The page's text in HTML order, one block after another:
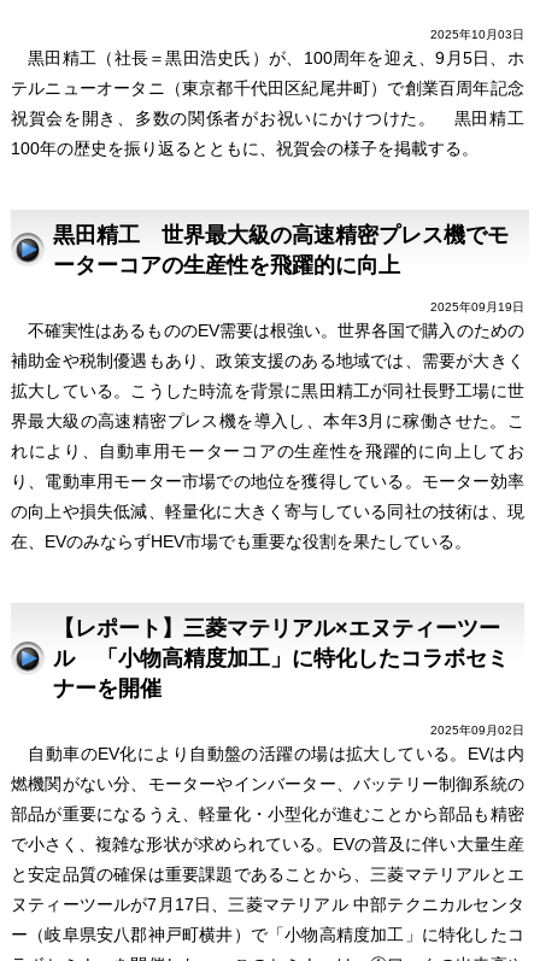
2025年10月03日
黒田精工（社長＝黒田浩史氏）が、100周年を迎え、9月5日、ホ
テルニューオータニ（東京都千代田区紀尾井町）で創業百周年記念
祝賀会を開き、多数の関係者がお祝いにかけつけた。 黒田精工
100年の歴史を振り返るとともに、祝賀会の様子を掲載する。
黒田精工 世界最大級の高速精密プレス機でモ
ーターコアの生産性を飛躍的に向上
2025年09月19日
不確実性はあるもののEV需要は根強い。世界各国で購入のための
補助金や税制優遇もあり、政策支援のある地域では、需要が大きく
拡大している。こうした時流を背景に黒田精工が同社長野工場に世
界最大級の高速精密プレス機を導入し、本年3月に稼働させた。こ
れにより、自動車用モーターコアの生産性を飛躍的に向上してお
り、電動車用モーター市場での地位を獲得している。モーター効率
の向上や損失低減、軽量化に大きく寄与している同社の技術は、現
在、EVのみならずHEV市場でも重要な役割を果たしている。
【レポート】三菱マテリアル×エヌティーツー
ル 「小物高精度加工」に特化したコラボセミ
ナーを開催
2025年09月02日
自動車のEV化により自動盤の活躍の場は拡大している。EVは内
燃機関がない分、モーターやインバーター、バッテリー制御系統の
部品が重要になるうえ、軽量化・小型化が進むことから部品も精密
で小さく、複雑な形状が求められている。EVの普及に伴い大量生産
と安定品質の確保は重要課題であることから、三菱マテリアルとエ
ヌティーツールが7月17日、三菱マテリアル 中部テクニカルセンタ
ー（岐阜県安八郡神戸町横井）で「小物高精度加工」に特化したコ